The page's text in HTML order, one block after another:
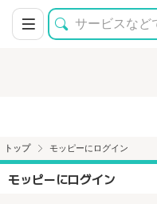
トップ モッピーにログイン
モッピーにログイン